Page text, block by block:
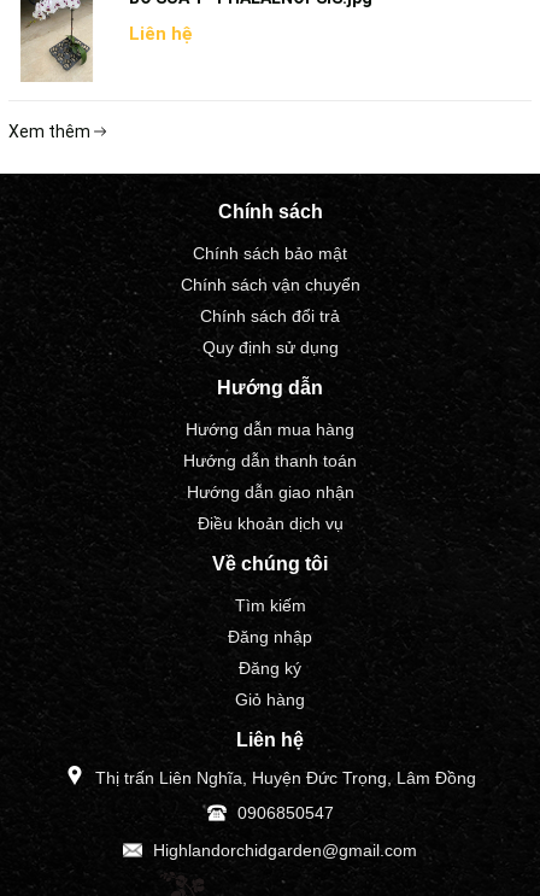
Liên hệ
Xem thêm
Chính sách
Chính sách bảo mật
Chính sách vận chuyển
Chính sách đổi trả
Quy định sử dụng
Hướng dẫn
Hướng dẫn mua hàng
Hướng dẫn thanh toán
Hướng dẫn giao nhận
Điều khoản dịch vụ
Về chúng tôi
Tìm kiếm
Đăng nhập
Đăng ký
Giỏ hàng
Liên hệ
Thị trấn Liên Nghĩa, Huyện Đức Trọng, Lâm Đồng
0906850547
Highlandorchidgarden@gmail.com